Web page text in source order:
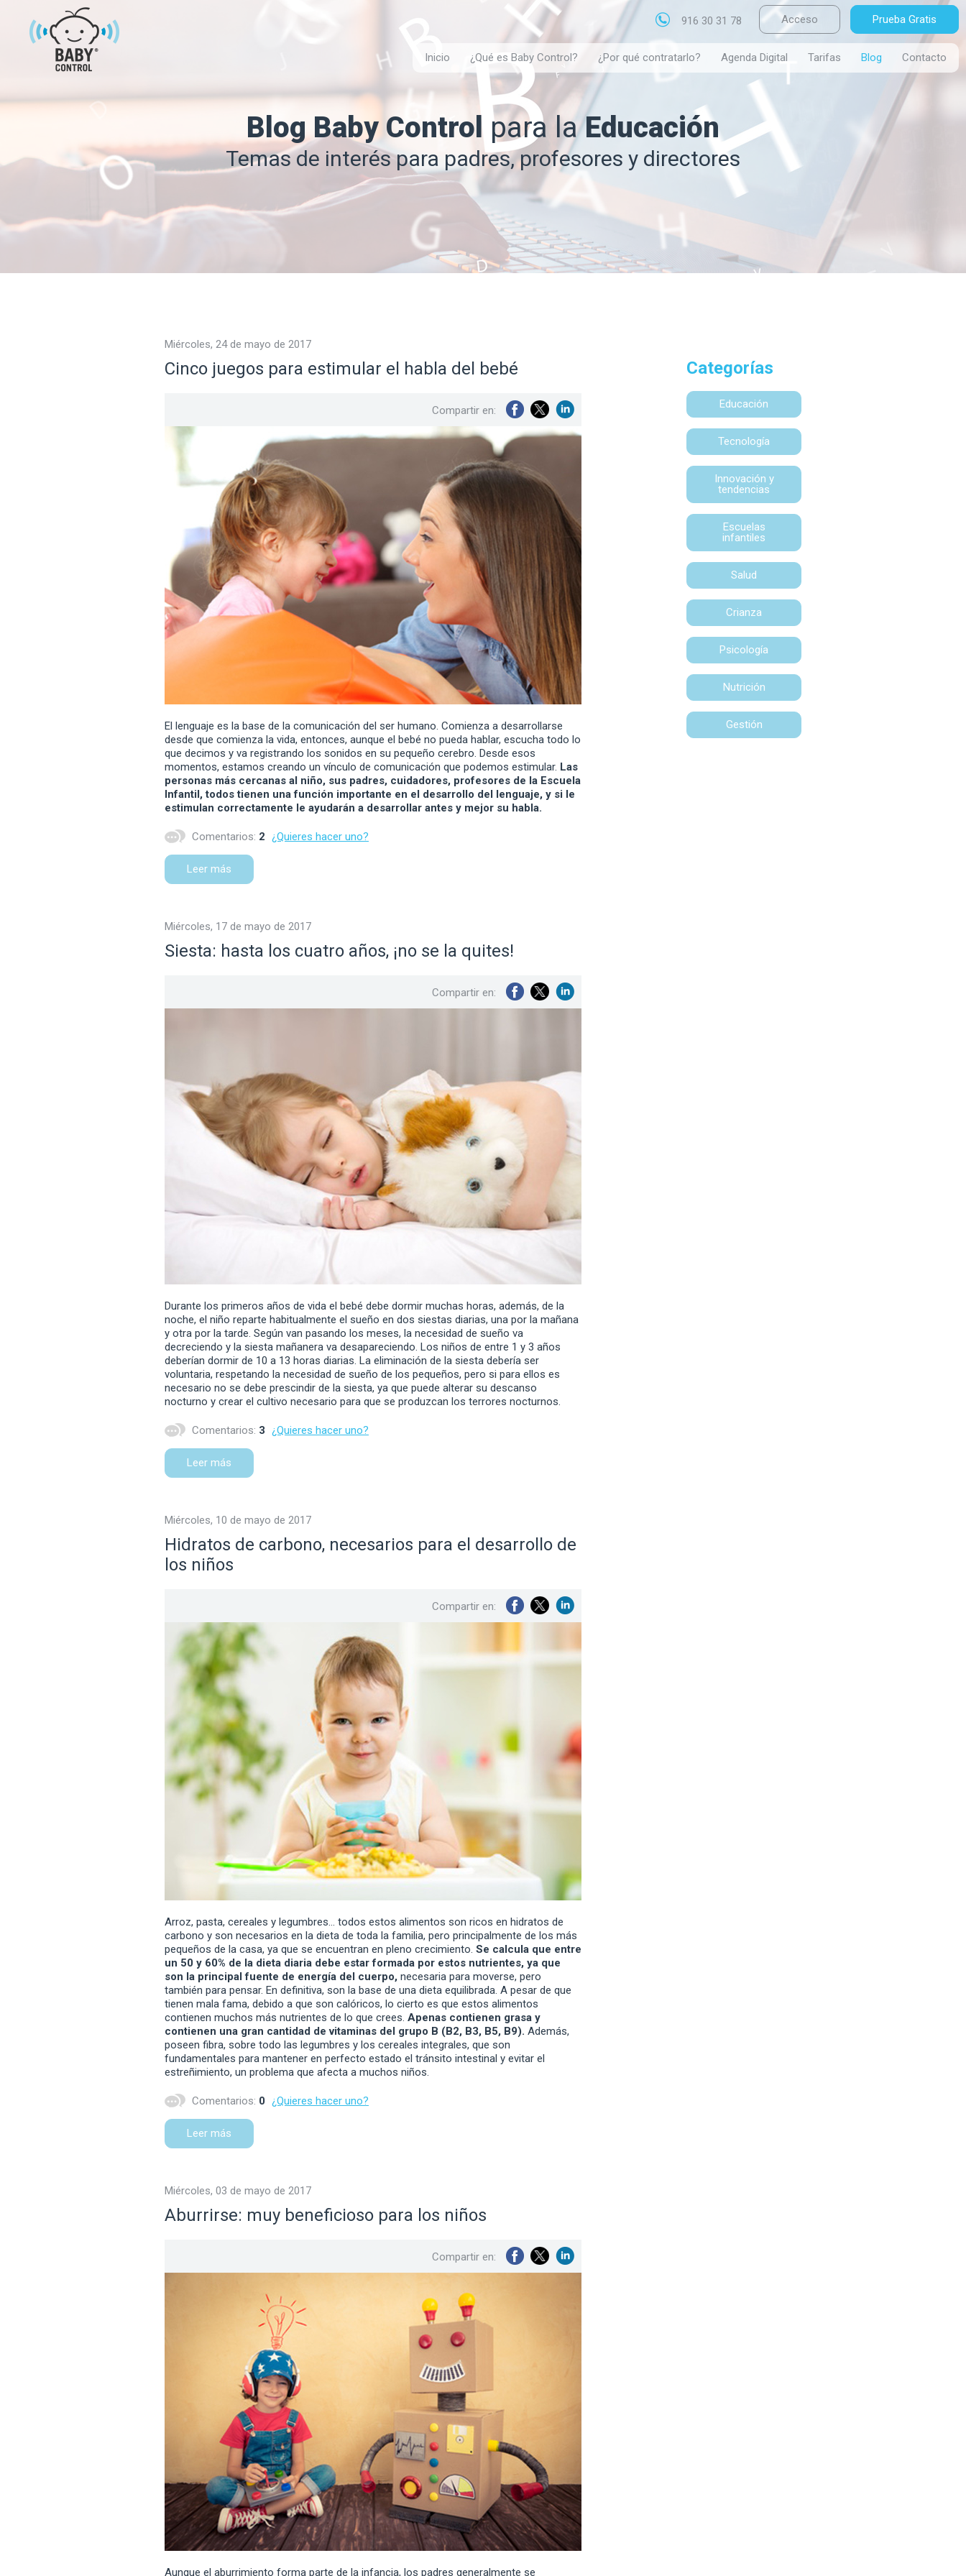
916 30 31 78
Inicio ¿Qué es Baby Control? ¿Por qué contratarlo? Agenda Digital Tarifas Blog Contacto
Acceso Prueba Gratis
Blog Baby Control para laEducación
Temas de interés para padres, profesores y directores
Categorías
Educación
Tecnología
Innovación y
tendencias
Escuelas
infantiles
Salud
Crianza
Psicología
Nutrición
Gestión
miércoles, 24 de mayo de 2017
Cinco juegos para estimular el habla del bebé
Compartir en:
El lenguaje es la base de la comunicación del ser humano. Comienza a desarrollarse
desde que comienza la vida, entonces, aunque el bebé no pueda hablar, escucha todo lo
que decimos y va registrando los sonidos en su pequeño cerebro. Desde esos
momentos, estamos creando un vínculo de comunicación que podemos estimular. Las
personas más cercanas al niño, sus padres, cuidadores, profesores de la Escuela
Infantil, todos tienen una función importante en el desarrollo del lenguaje, y si le
estimulan correctamente le ayudarán a desarrollar antes y mejor su habla.
Comentarios: 2 ¿Quieres hacer uno?
Leer más
miércoles, 17 de mayo de 2017
Siesta: hasta los cuatro años, ¡no se la quites!
Compartir en:
Durante los primeros años de vida el bebé debe dormir muchas horas, además, de la
noche, el niño reparte habitualmente el sueño en dos siestas diarias, una por la mañana
y otra por la tarde. Según van pasando los meses, la necesidad de sueño va
decreciendo y la siesta mañanera va desapareciendo. Los niños de entre 1 y 3 años
deberían dormir de 10 a 13 horas diarias. La eliminación de la siesta debería ser
voluntaria, respetando la necesidad de sueño de los pequeños, pero si para ellos es
necesario no se debe prescindir de la siesta, ya que puede alterar su descanso
nocturno y crear el cultivo necesario para que se produzcan los terrores nocturnos.
Comentarios: 3 ¿Quieres hacer uno?
Leer más
miércoles, 10 de mayo de 2017
Hidratos de carbono, necesarios para el desarrollo de
los niños
Compartir en:
Arroz, pasta, cereales y legumbres… todos estos alimentos son ricos en hidratos de
carbono y son necesarios en la dieta de toda la familia, pero principalmente de los más
pequeños de la casa, ya que se encuentran en pleno crecimiento. Se calcula que entre
un 50 y 60% de la dieta diaria debe estar formada por estos nutrientes, ya que
son la principal fuente de energía del cuerpo, necesaria para moverse, pero
también para pensar. En definitiva, son la base de una dieta equilibrada. A pesar de que
tienen mala fama, debido a que son calóricos, lo cierto es que estos alimentos
contienen muchos más nutrientes de lo que crees. Apenas contienen grasa y
contienen una gran cantidad de vitaminas del grupo B (B2, B3, B5, B9). Además,
poseen fibra, sobre todo las legumbres y los cereales integrales, que son
fundamentales para mantener en perfecto estado el tránsito intestinal y evitar el
estreñimiento, un problema que afecta a muchos niños.
Comentarios: 0 ¿Quieres hacer uno?
Leer más
miércoles, 03 de mayo de 2017
Aburrirse: muy beneficioso para los niños
Compartir en:
Aunque el aburrimiento forma parte de la infancia, los padres generalmente se